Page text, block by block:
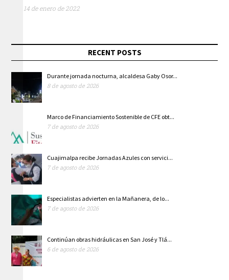
14 de enero de 2022
RECENT POSTS
Durante jornada nocturna, alcaldesa Gaby Osor...
8 de agosto de 2026
Marco de Financiamiento Sostenible de CFE obt...
7 de agosto de 2026
Cuajimalpa recibe Jornadas Azules con servici...
7 de agosto de 2026
Especialistas advierten en la Mañanera, de lo...
7 de agosto de 2026
Continúan obras hidráulicas en San José y Tlá...
6 de agosto de 2026